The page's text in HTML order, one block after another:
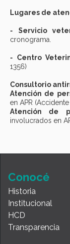
Lugares de
- Servicio
cronograma.
- Centro
1356)
Consultorio
Atención de
en APR
Atención de
involucrados en
Conocé
Historia
Institucional
HCD
Transparencia